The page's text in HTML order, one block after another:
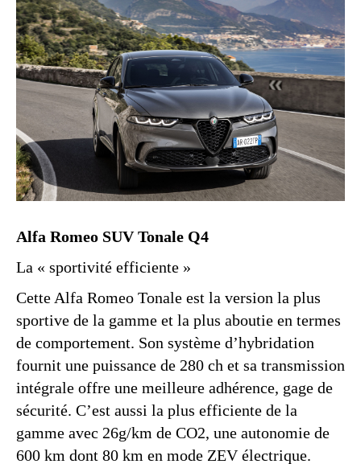
Alfa Romeo SUV Tonale Q4
La « sportivité efficiente »
Cette Alfa Romeo Tonale est la version la plus
sportive de la gamme et la plus aboutie en termes
de comportement. Son système d’hybridation
fournit une puissance de 280 ch et sa transmission
intégrale offre une meilleure adhérence, gage de
sécurité. C’est aussi la plus efficiente de la
gamme avec 26g/km de CO2, une autonomie de
600 km dont 80 km en mode ZEV électrique.